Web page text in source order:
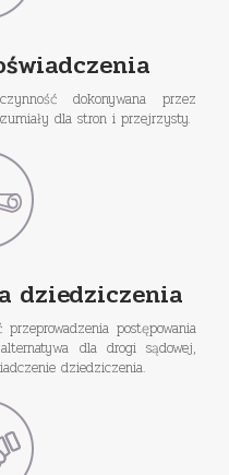
dokonywana przez
dla stron i przejrzysty.
dziedziczenia
postępowania
dla drogi sądowej,
dziedziczenia.